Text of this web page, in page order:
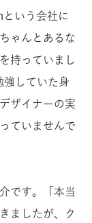
いう会社に
ゃんとあるな
持っていまし
強していた身
ザイナーの実
ていませんで
です。「本当
ましたが、ク